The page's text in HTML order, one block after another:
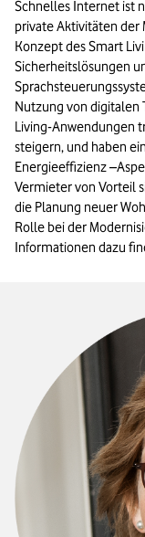
Schnelles Internet ist
private Aktivitäten der
Konzept des Smart
Sicherheitslösungen
Nutzung von digitalen
Living-Anwendungen
steigern, und haben
Energieeffizienz
Vermieter von Vorteil
die Planung neuer
Rolle bei der
Informationen dazu